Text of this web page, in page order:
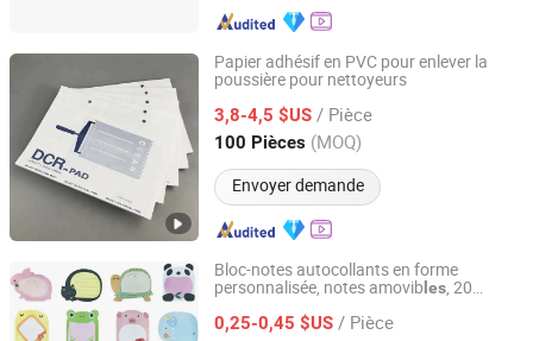
Papier adhésif en PVC pour enlever la
poussière pour nettoyeurs
3,8-4,5 $US / Pièce
100 Pièces (MOQ)
Envoyer demande
Xiamen Qianyu Technology Co., Ltd.
Fujian, China Depuis 2019
Bloc-notes autocollants en forme
personnalisée, notes amovib les, 20
impression delivre pour étudiants,
0,25-0,45 $US / Pièce
GUANGZHOU MIYI PRINTING CO., LTD